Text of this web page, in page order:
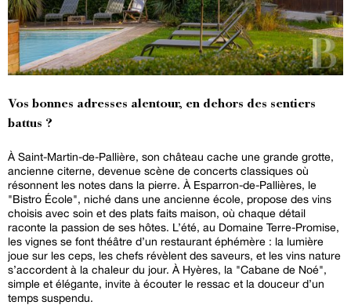
Vos bonnes adresses alentour, en dehors des sentiers
battus ?
À Saint-Martin-de-Pallière, son château cache une grande grotte,
ancienne citerne, devenue scène de concerts classiques où
résonnent les notes dans la pierre. À Esparron-de-Pallières, le
"Bistro École", niché dans une ancienne école, propose des vins
choisis avec soin et des plats faits maison, où chaque détail
raconte la passion de ses hôtes. L’été, au Domaine Terre-Promise,
les vignes se font théâtre d’un restaurant éphémère : la lumière
joue sur les ceps, les chefs révèlent des saveurs, et les vins nature
s’accordent à la chaleur du jour. À Hyères, la "Cabane de Noé",
simple et élégante, invite à écouter le ressac et la douceur d’un
temps suspendu.